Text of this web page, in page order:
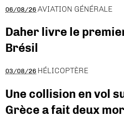
06/08/26 AVIATION GÉNÉRALE
Daher livre le
Brésil
03/08/26 HÉLICOPTÈRE
Une collision en vol
Grèce a fait deux